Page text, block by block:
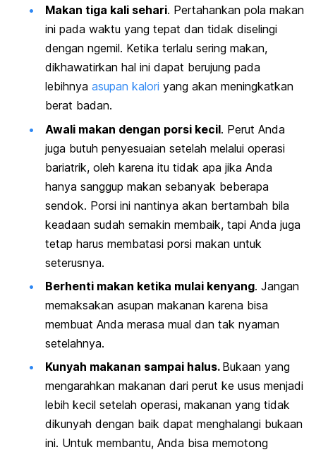
Makan tiga kali sehari. Pertahankan pola makan
ini pada waktu yang tepat dan tidak diselingi
dengan ngemil. Ketika terlalu sering makan,
dikhawatirkan hal ini dapat berujung pada
lebihnya asupan kalori yang akan meningkatkan
berat badan.
Awali makan dengan porsi kecil. Perut Anda
juga butuh penyesuaian setelah melalui operasi
bariatrik, oleh karena itu tidak apa jika Anda
hanya sanggup makan sebanyak beberapa
sendok. Porsi ini nantinya akan bertambah bila
keadaan sudah semakin membaik, tapi Anda juga
tetap harus membatasi porsi makan untuk
seterusnya.
Berhenti makan ketika mulai kenyang. Jangan
memaksakan asupan makanan karena bisa
membuat Anda merasa mual dan tak nyaman
setelahnya.
Kunyah makanan sampai halus. Bukaan yang
mengarahkan makanan dari perut ke usus menjadi
lebih kecil setelah operasi, makanan yang tidak
dikunyah dengan baik dapat menghalangi bukaan
ini. Untuk membantu, Anda bisa memotong